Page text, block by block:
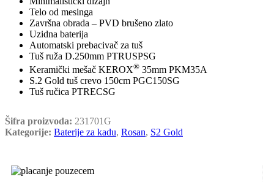
Telo od mesinga
Završna obrada – PVD brušeno zlato
Uzidna baterija
Automatski prebacivač za tuš
Tuš ruža D.250mm PTRUSPSG
Keramički mešač KEROX® 35mm PKM35A
S.2 Gold tuš crevo 150cm PGC150SG
Tuš ručica PTRECSG
Šifra proizvoda: 231701G
Kategorije: Baterije za kadu, Rosan, S2 Gold